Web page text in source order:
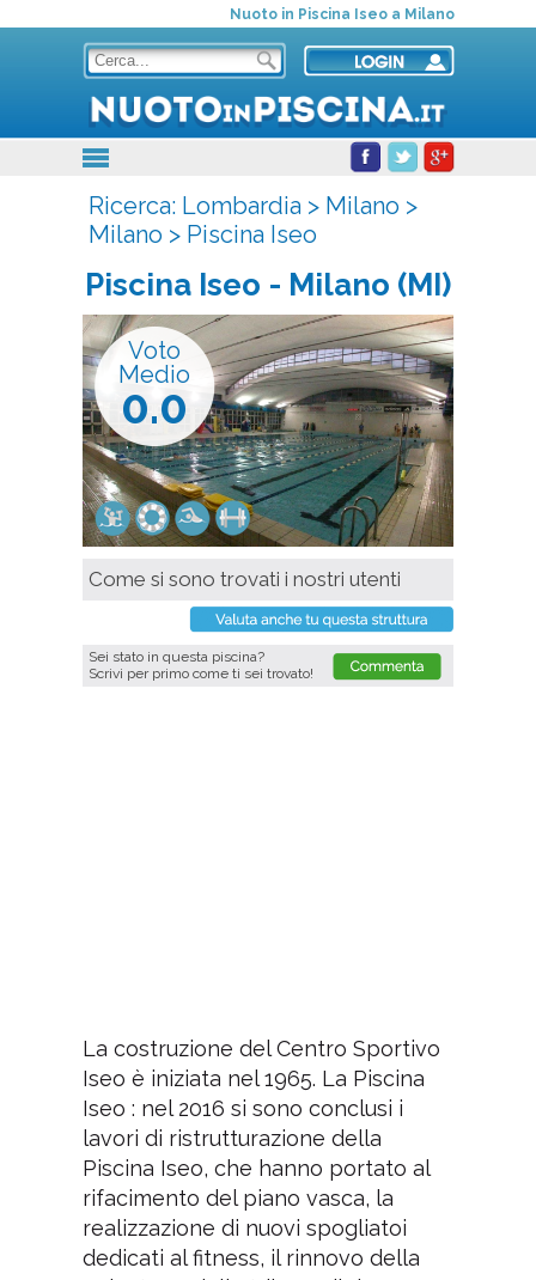
Nuoto in Piscina Iseo a Milano
Ricerca: Lombardia> Milano >
Milano > Piscina Iseo
Piscina Iseo - Milano (MI)
Voto
Medio
0.0
Come si sono trovati i nostri utenti
Sei stato in questa piscina?
Scrivi per primo come ti sei trovato!
La costruzione del Centro Sportivo
Iseo è iniziata nel 1965. La Piscina
Iseo : nel 2016 si sono conclusi i
lavori di ristrutturazione della
Piscina Iseo, che hanno portato al
rifacimento del piano vasca, la
realizzazione di nuovi spogliatoi
dedicati al fitness, il rinnovo della